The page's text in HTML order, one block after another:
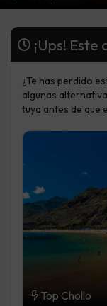
¡Ups!
¿Te has perdido
algunas
tuya antes de que
Top Chollo